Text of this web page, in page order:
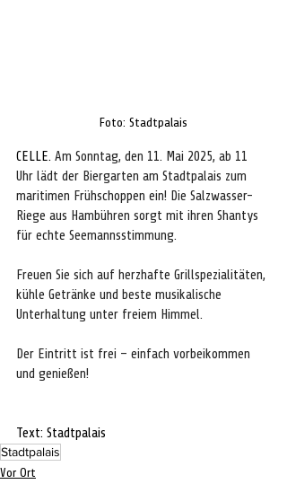
Foto: Stadtpalais
CELLE. Am Sonntag, den 11. Mai 2025, ab 11
Uhr lädt der Biergarten am Stadtpalais zum
maritimen Frühschoppen ein! Die Salzwasser-
Riege aus Hambühren sorgt mit ihren Shantys
für echte Seemannsstimmung.
Freuen Sie sich auf herzhafte Grillspezialitäten,
kühle Getränke und beste musikalische
Unterhaltung unter freiem Himmel.
Der Eintritt ist frei – einfach vorbeikommen
und genießen!
Text: Stadtpalais
Stadtpalais
Vor Ort